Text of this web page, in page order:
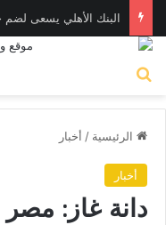
البنك الأهلي يسعى لضم
الرئيسية / أخبار
أخبار
دانة غاز: